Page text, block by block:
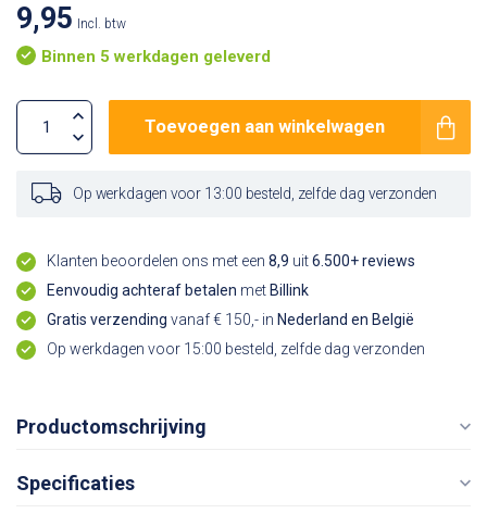
9,95 Incl. btw
Binnen 5 werkdagen geleverd
Toevoegen aan winkelwagen
Op werkdagen voor 13:00 besteld, zelfde dag verzonden
Klanten beoordelen ons met een 8,9 uit6.500+ reviews
Eenvoudig achteraf betalen met Billink
Gratis verzending vanaf € 150,- in Nederland en België
Op werkdagen voor 15:00 besteld, zelfde dag verzonden
Productomschrijving
Specificaties